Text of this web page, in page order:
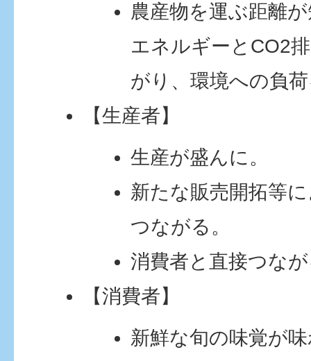
農産物を運ぶ距離
エネルギーとCO2
がり、環境への負
【生産者】
生産が盛んに。
新たな販売開拓等
つながる。
消費者と直接つな
【消費者】
新鮮な旬の味覚が